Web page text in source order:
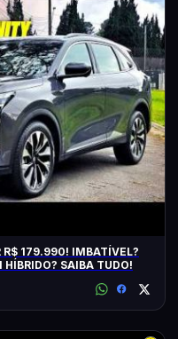
179.990! IMBATÍVEL?
SAIBA TUDO!